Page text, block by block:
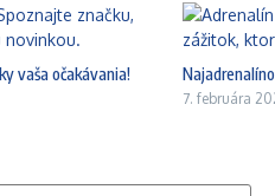
vaša očakávania!
7. februára